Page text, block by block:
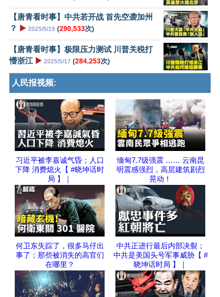
【唐青看时事】中共若开战 首先空袭加州
？
▶️ 2025/5/19 (290,533次)
【唐青看时事】极限压力测试 川普关税打
懵浙江 ▶️ 2025/5/17 (284,253次)
人民报视频:
习近平被李嘉诚气昏；人口
下降 消费熄火【 #晓坤话时
局 】｜
缅甸7.7级强震 …… 云南昆
明震感强烈，高层建筑剧烈
晃动！
何卫东失踪了，很多马仔出
事了；那些被消失的高官们
在哪里？
中共正进行最后内部决裂；
中共是美国头号军事威胁【 #
晓坤话时局 】｜